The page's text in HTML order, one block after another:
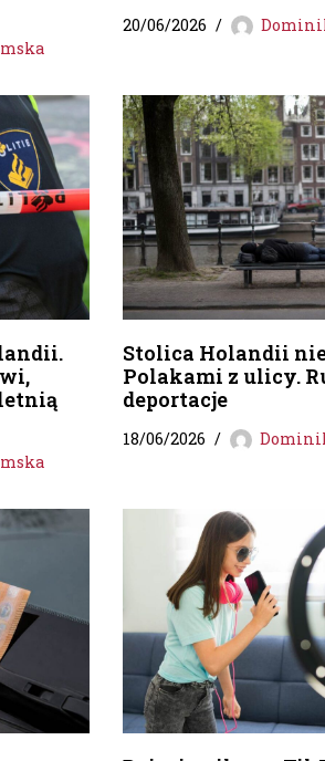
20/06/2026
Stolica Holandii
Polakami z ulicy.
deportacje
18/06/2026